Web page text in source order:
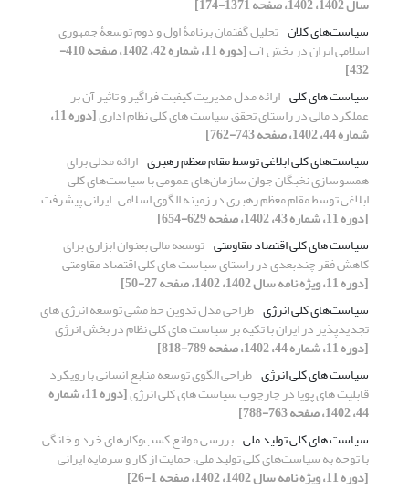
سیاست‏‌های کلان تحلیل گفتمان برنامۀ اول و دوم توسعۀ جمهوری
اسلامی ایران در بخش آب [دوره 11، شماره 42، 1402، صفحه 410-
432]
سیاست های کلی ارائه مدل مدیریت کیفیت فراگیر و تاثیر آن بر
عملکرد مالی در راستای تحقق سیاست های کلی نظام اداری [دوره 11،
شماره 44، 1402، صفحه 743-762]
سیاست‌های کلی ابلاغی توسط مقام معظم رهبری ارائه مدلی برای
همسوسازی نخبگان جوان سازمان‌های عمومی با سیاست‌های کلی
ابلاغی توسط مقام معظم رهبری در زمینه الگوی اسلامی ـ ایرانی پیشرفت
[دوره 11، شماره 43، 1402، صفحه 629-654]
سیاست های کلی اقتصاد مقاومتی توسعه مالی بعنوان ابزاری برای
کاهش فقر چندبعدی در راستای سیاست های کلی اقتصاد مقاومتی
[دوره 11، ویژه نامه سال 1402، 1402، صفحه 27-50]
سیاست‌های کلی انرژی طراحی مدل تدوین خط مشی توسعه انرژی های
تجدیدپذیر در ایران با تکیه بر سیاست های کلی نظام در بخش انرژی
[دوره 11، شماره 44، 1402، صفحه 789-818]
سیاست های کلی انرژی طراحی الگوی توسعه منابع انسانی با رویکرد
قابلیت های پویا در چارچوب سیاست های کلی انرژی [دوره 11، شماره
44، 1402، صفحه 763-788]
سیاست‌ های کلی تولید ملی بررسی موانع کسب‌وکارهای خرد و خانگی
با توجه به سیاست‌های کلی تولید ملی، حمایت از کار و سرمایه ایرانی
[دوره 11، ویژه نامه سال 1402، 1402، صفحه 1-26]